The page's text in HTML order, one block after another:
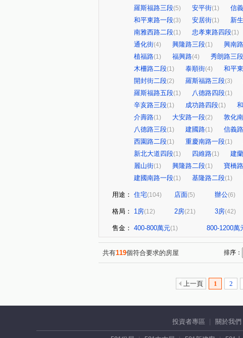
羅斯福路三段(5) 安平街(1) 信
和平東路一段(3) 安居街(1) 新
南雅西路二段(1) 忠孝東路四段(1)
通化街(4) 興隆路三段(1) 興南
植福路(1) 福興路(4) 秀朗路三段
木柵路二段(1) 泰順街(4) 和平
開封街二段(2) 羅斯福路三段(3)
羅斯福路五段(1) 八德路四段(1)
辛亥路三段(1) 成功路四段(1)
介壽路(1) 大安路一段(2) 敦化
八德路三段(1) 建國路(1) 信義
西園路二段(1) 重慶南路一段(1)
新北大道四段(1) 四維路(1) 建
麗山街(1) 興隆路二段(1) 寶橋路
建國南路一段(1) 基隆路二段(1)
用途： 住宅(104) 店面(5) 辦公(6)
格局： 1房(12) 2房(21) 3房(42)
售金： 400-800萬元(1) 800-1200萬
共有119個符合要求的房屋 排序：
上一頁 1 2
投資者專區 關於我們